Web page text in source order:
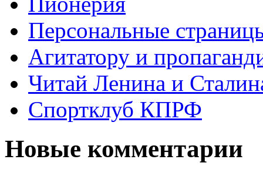
Персональные
Агитатору и
Читай Ленина и
Спортклуб КПРФ
Новые комментарии